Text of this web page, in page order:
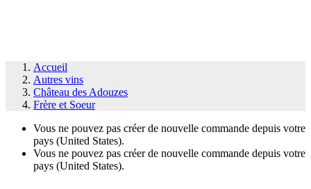
Accueil
Autres vins
Château des Adouzes
Frère et Soeur
Vous ne pouvez pas créer de nouvelle commande depuis votre
pays (United States).
Vous ne pouvez pas créer de nouvelle commande depuis votre
pays (United States).